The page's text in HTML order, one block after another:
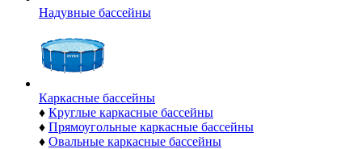
Надувные бассейны
Каркасные бассейны
♦ Круглые каркасные бассейны
♦ Прямоугольные каркасные бассейны
♦ Овальные каркасные бассейны